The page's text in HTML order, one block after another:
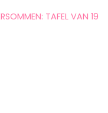
TAFEL VAN 19